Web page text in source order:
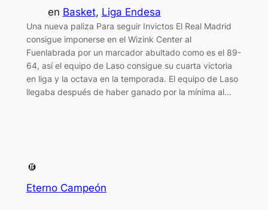
en Basket, Liga Endesa
Una nueva paliza Para seguir Invictos El Real Madrid
consigue imponerse en el Wizink Center al
Fuenlabrada por un marcador abultado como es el 89-
64, así el equipo de Laso consigue su cuarta victoria
en liga y la octava en la temporada. El equipo de Laso
llegaba después de haber ganado por la mínima al…
Eterno Campeón